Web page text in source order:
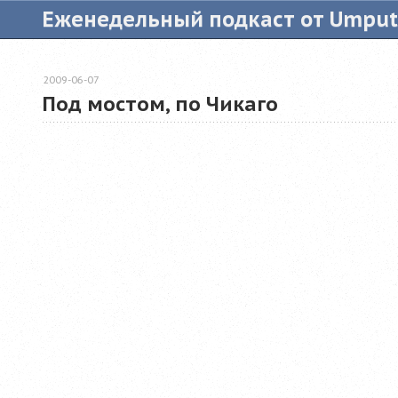
Еженедельный подкаст от
Под мостом, по Чикаго
2009-06-07